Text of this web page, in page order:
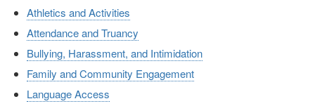
Athletics and Activities
Attendance and Truancy
Bullying, Harassment, and Intimidation
Family and Community Engagement
Language Access